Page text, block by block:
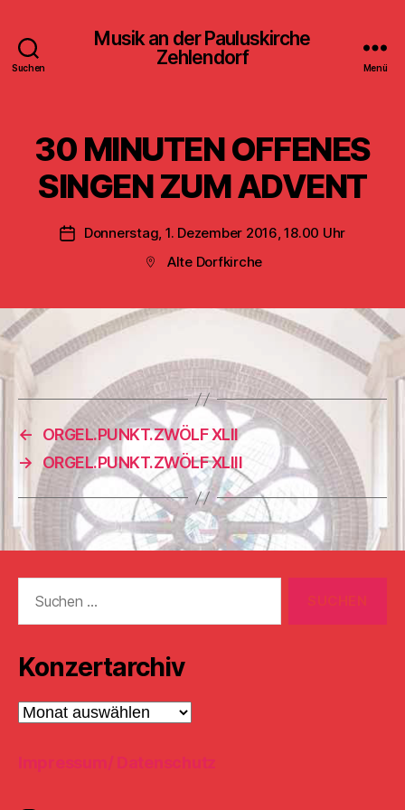
Suchen
Musik an der Pauluskirche
Zehlendorf
Menü
30 MINUTEN OFFENES
SINGEN ZUM ADVENT
Veröffentlichungsdatum
Donnerstag, 1. Dezember 2016, 18.00 Uhr
Beitragsort
Alte Dorfkirche
←
ORGEL.PUNKT.ZWÖLF XLII
→ ORGEL.PUNKT.ZWÖLF XLIII
nach:
Konzertarchiv
Konzertarchiv
Impressum/ Datenschutz